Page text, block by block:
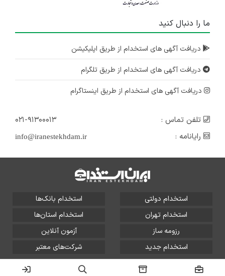
ما را دنبال کنید
دریافت آگهی های استخدام از طریق اپلیکیشن
دریافت آگهی های استخدام از طریق تلگرام
دریافت آگهی های استخدام از طریق اینستاگرام
تلفن تماس :
۰۲۱-۹۱۳۰۰۰۱۳
رایانامه :
info@iranestekhdam.ir
استخدام دولتی
استخدام بانک‌ها
استخدام تهران
استخدام استان‌ها
رزومه ساز
آزمون آنلاین
استخدام جدید
شرکت‌های معتبر
تمامی حقوق این سایت برای آلتین سیستم محفوظ است و هر